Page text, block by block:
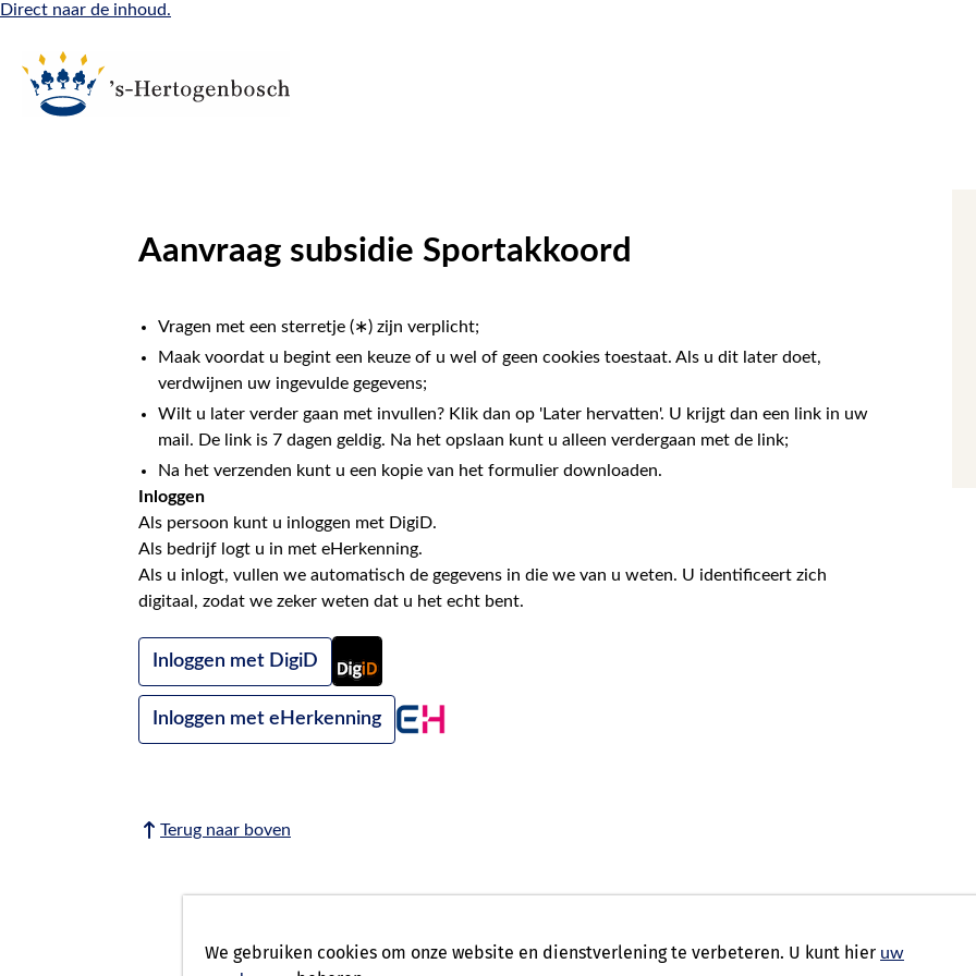
Direct naar de inhoud.
Aanvraag subsidie Sportakkoord
Vragen met een sterretje (∗) zijn verplicht;
Maak voordat u begint een keuze of u wel of geen cookies toestaat. Als u dit later doet,
verdwijnen uw ingevulde gegevens;
Wilt u later verder gaan met invullen? Klik dan op 'Later hervatten'. U krijgt dan een link in uw
mail. De link is 7 dagen geldig. Na het opslaan kunt u alleen verdergaan met de link;
Na het verzenden kunt u een kopie van het formulier downloaden.
Inloggen
Als persoon kunt u inloggen met DigiD.
Als bedrijf logt u in met eHerkenning.
Als u inlogt, vullen we automatisch de gegevens in die we van u weten. U identificeert zich
digitaal, zodat we zeker weten dat u het echt bent.
Inloggen met DigiD
Inloggen met eHerkenning
Terug naar boven
We gebruiken cookies om onze website en dienstverlening te verbeteren. U kunt hier uw